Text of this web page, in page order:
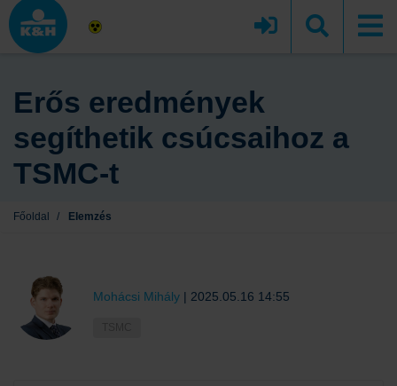
Erős eredmények
segíthetik csúcsaihoz a
TSMC-t
Főoldal / Elemzés
Mohácsi Mihály | 2025.05.16 14:55